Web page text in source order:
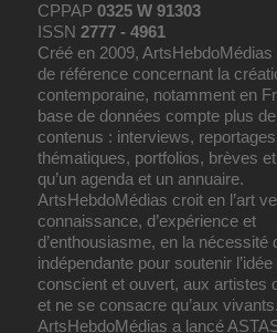
CPPAP0325 W 91303
ISSN2777 - 4961
Créé en 2009,
de référence concernant la
contemporaine, notamment en
base de données compte plus
contenus : interviews,
thématiques, portfolios, brèves
qu’un agenda et un annuaire.
ArtsHebdoMédias croit en l’art
connaissance, d’expérience et
d’enthousiasme, en la nécessité
indépendante pour soutenir l’idée
conscient et ouvert, aux artistes
et ne se consacre qu’aux
ArtsHebdoMédias a lancé